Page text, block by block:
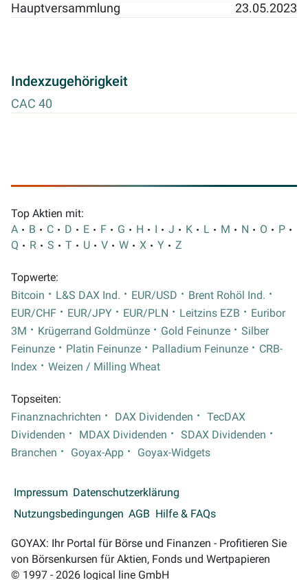
Hauptversammlung
23.05.2023
Indexzugehörigkeit
CAC 40
Top Aktien mit:
A
B C D E F G H I J K L M N O
P
Q
R S T U V W X Y Z
Topwerte:
Bitcoin
L&S DAX Ind. EUR/USD
Brent Rohöl Ind.
EUR/CHF
EUR/JPY EUR/PLN Leitzins EZB
Euribor
3M
Krügerrand Goldmünze Gold Feinunze
Silber
Feinunze
Platin Feinunze Palladium Feinunze
CRB-
Index
Weizen / Milling Wheat
Topseiten:
Finanznachrichten
DAX Dividenden
TecDAX
Dividenden
MDAX Dividenden
SDAX Dividenden
Branchen
Goyax-App Goyax-Widgets
Impressum Datenschutzerklärung
Nutzungsbedingungen AGB Hilfe & FAQs
GOYAX: Ihr Portal für Börse und Finanzen - Profitieren Sie
von Börsenkursen für Aktien, Fonds und Wertpapieren
© 1997 - 2026 logical line GmbH